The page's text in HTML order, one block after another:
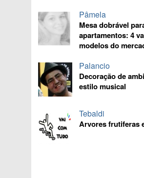
Pâmela
Mesa dobrável
apartamentos: 4
modelos do
Palancio
Decoração de
estilo musical
Tebaldi
Arvores frutiferas